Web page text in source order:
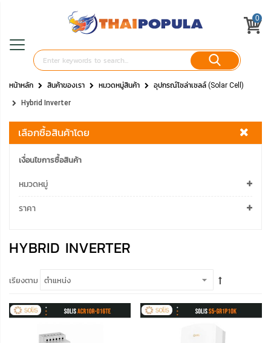
0
หน้าหลัก สินค้าของเรา หมวดหมู่สินค้า อุปกรณ์โซล่าเซลล์ (Solar Cell)
Hybrid Inverter
HYBRID INVERTER
เรียงตาม
เลือกซื้อสินค้าโดย
เงื่อนไขการซื้อสินค้า
หมวดหมู่
ราคา